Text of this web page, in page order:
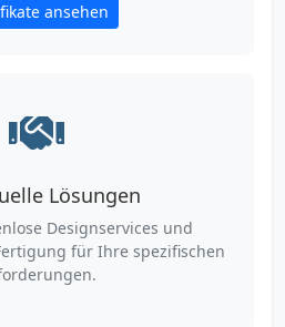
ansehen
Lösungen
Designservices und
für Ihre spezifischen